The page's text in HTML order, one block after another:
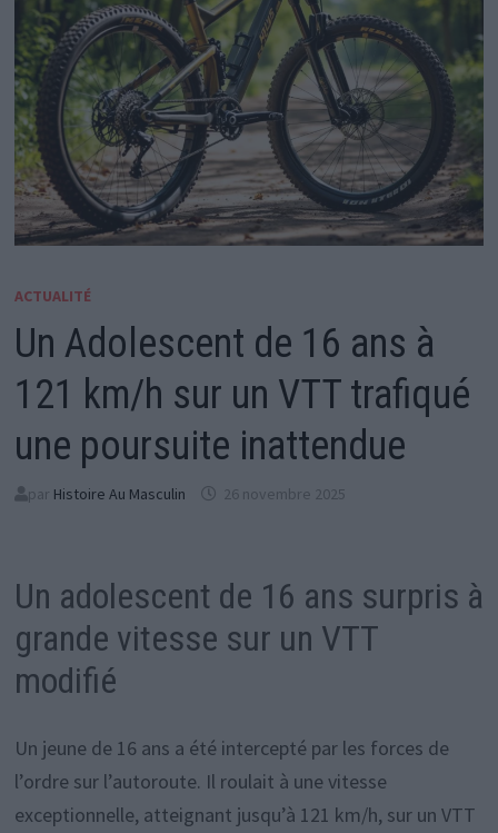
ACTUALITÉ
Un Adolescent de 16 ans à
121 km/h sur un VTT trafiqué
une poursuite inattendue
par Histoire Au Masculin 26 novembre 2025
Un adolescent de 16 ans surpris à
grande vitesse sur un VTT
modifié
Un jeune de 16 ans a été intercepté par les forces de
l’ordre sur l’autoroute. Il roulait à une vitesse
exceptionnelle, atteignant jusqu’à 121 km/h, sur un VTT